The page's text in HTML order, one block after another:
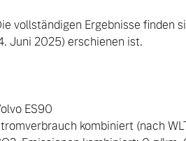
vollständigen Ergebnisse finden
Juni 2025) erschienen ist.
ES90
kombiniert (nach